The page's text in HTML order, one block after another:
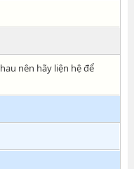
nên hãy liện hệ để